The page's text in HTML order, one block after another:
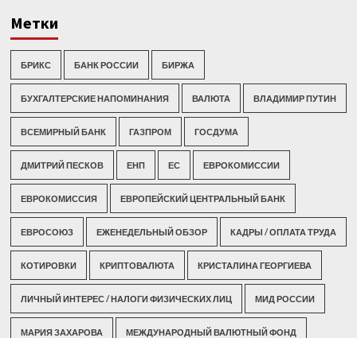
Метки
БРИКС БАНК РОССИИ БИРЖА
БУХГАЛТЕРСКИЕ НАПОМИНАНИЯ ВАЛЮТА ВЛАДИМИР ПУТИН
ВСЕМИРНЫЙ БАНК ГАЗПРОМ ГОСДУМА
ДМИТРИЙ ПЕСКОВ ЕНП ЕС ЕВРОКОМИССИИ
ЕВРОКОМИССИЯ ЕВРОПЕЙСКИЙ ЦЕНТРАЛЬНЫЙ БАНК
ЕВРОСОЮЗ ЕЖЕНЕДЕЛЬНЫЙ ОБЗОР КАДРЫ / ОПЛАТА ТРУДА
КОТИРОВКИ КРИПТОВАЛЮТА КРИСТАЛИНА ГЕОРГИЕВА
ЛИЧНЫЙ ИНТЕРЕС / НАЛОГИ ФИЗИЧЕСКИХ ЛИЦ МИД РОССИИ
МАРИЯ ЗАХАРОВА МЕЖДУНАРОДНЫЙ ВАЛЮТНЫЙ ФОНД